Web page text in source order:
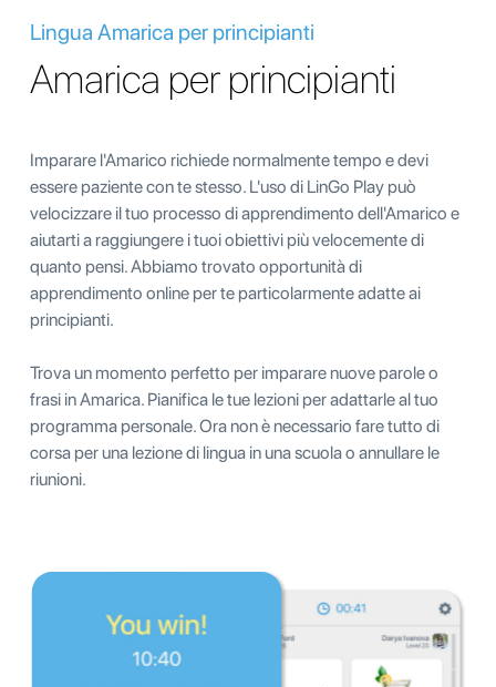
Lingua Amarica per principianti
Amarica per principianti
Imparare l'Amarico richiede normalmente tempo e devi
essere paziente con te stesso. L'uso di LinGo Play può
velocizzare il tuo processo di apprendimento dell'Amarico e
aiutarti a raggiungere i tuoi obiettivi più velocemente di
quanto pensi. Abbiamo trovato opportunità di
apprendimento online per te particolarmente adatte ai
principianti.
Trova un momento perfetto per imparare nuove parole o
frasi in Amarica. Pianifica le tue lezioni per adattarle al tuo
programma personale. Ora non è necessario fare tutto di
corsa per una lezione di lingua in una scuola o annullare le
riunioni.